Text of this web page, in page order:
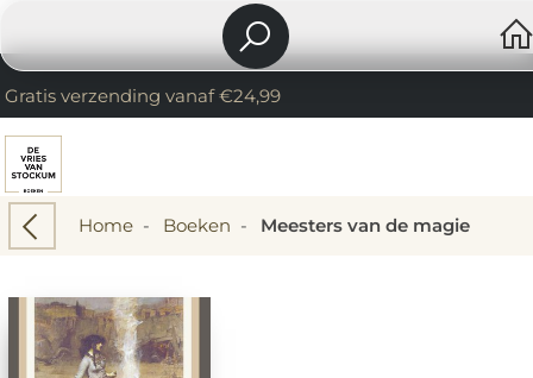
Gratis verzending vanaf €24,99
Home- Boeken - Meesters van de magie